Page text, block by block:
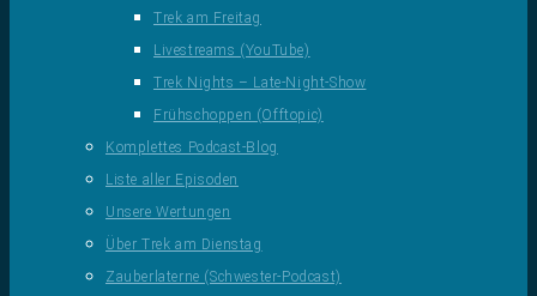
Trek am Freitag
Livestreams (YouTube)
Trek Nights – Late-Night-Show
Frühschoppen (Offtopic)
Komplettes Podcast-Blog
Liste aller Episoden
Unsere Wertungen
Über Trek am Dienstag
Zauberlaterne (Schwester-Podcast)